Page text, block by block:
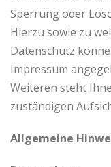
Sperrung oder
Hierzu sowie zu
Datenschutz
Impressum
Weiteren steht
zuständigen
Allgemeine